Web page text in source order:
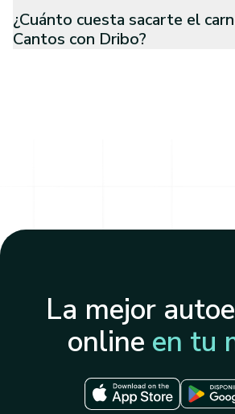
¿Cuánto cuesta sacarte el
Cantos con Dribo?
La mejor
online en tu